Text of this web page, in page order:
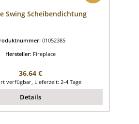
Swing Scheibendichtung
01052385
Hersteller: Fireplace
Regulärer Preis:
36,64 €
verfügbar, Lieferzeit: 2-4 Tage
Details